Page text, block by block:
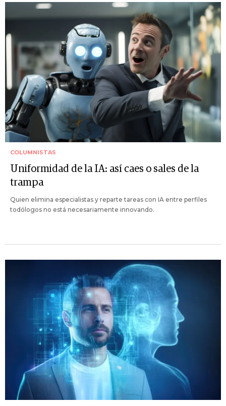
COLUMNISTAS
Uniformidad de la IA: así caes o sales de la
trampa
Quien elimina especialistas y reparte tareas con IA entre perfiles
todólogos no está necesariamente innovando.